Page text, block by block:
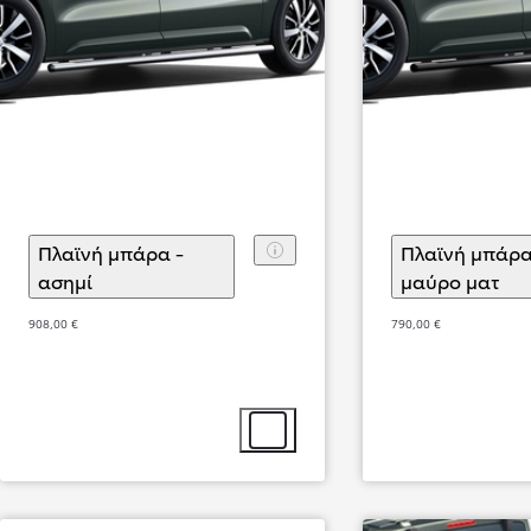
304,28 € /Μήνα
Corolla
ΒΕΝΖΙΝΗ & HYBRID ELECTRIC
Πλαϊνή μπάρα -
ασημί
908,00 €
Πλαϊνή
μαύρο ματ(
790,00 €